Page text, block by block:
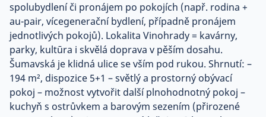
spolubydlení či pronájem po pokojích (např. rodina +
au-pair, vícegenerační bydlení, případně pronájem
jednotlivých pokojů). Lokalita Vinohrady = kavárny,
parky, kultūra i skvělá doprava v pěším dosahu.
Šumavská je klidná ulice se vším pod rukou. Shrnutí: –
194 m², dispozice 5+1 – světlý a prostorný obývací
pokoj – možnost vytvořit další plnohodnotný pokoj –
kuchyň s ostrůvkem a barovým sezením (přirozené